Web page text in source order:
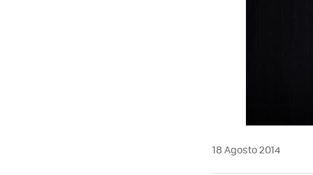
18 Agosto 2014